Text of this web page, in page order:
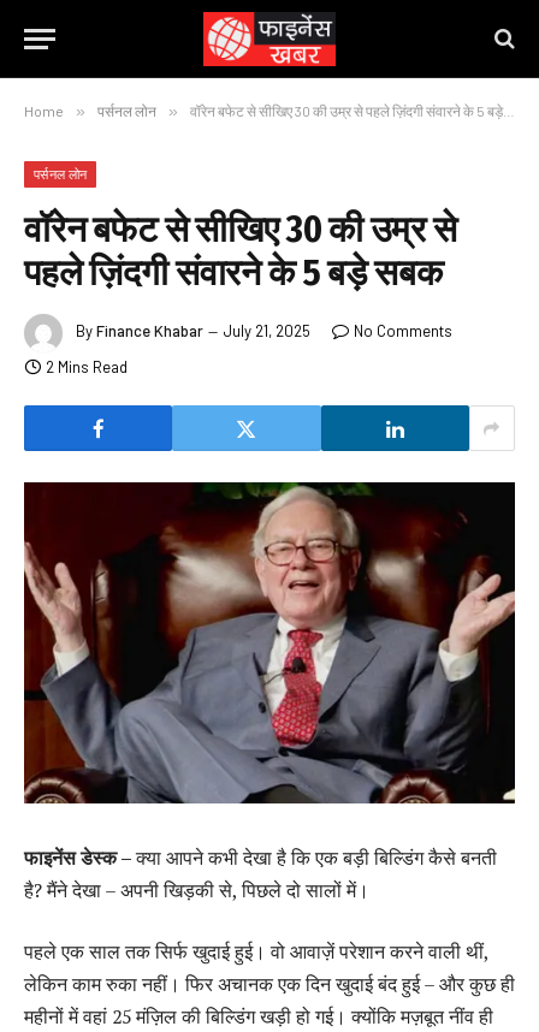
Home » पर्सनल लोन » वॉरेन बफेट से सीखिए 30 की उम्र से पहले ज़िंदगी संवारने के 5 बड़े सबक
पर्सनल लोन
वॉरेन बफेट से सीखिए 30 की उम्र से
पहले ज़िंदगी संवारने के 5 बड़े सबक
ByFinance Khabar July 21, 2025
No Comments
2 Mins Read
फाइनेंस डेस्क –क्या आपने कभी देखा है कि एक बड़ी बिल्डिंग कैसे बनती
है? मैंने देखा – अपनी खिड़की से, पिछले दो सालों में।
पहले एक साल तक सिर्फ खुदाई हुई। वो आवाज़ें परेशान करने वाली थीं,
लेकिन काम रुका नहीं। फिर अचानक एक दिन खुदाई बंद हुई – और कुछ ही
महीनों में वहां 25 मंज़िल की बिल्डिंग खड़ी हो गई। क्योंकि मज़बूत नींव ही